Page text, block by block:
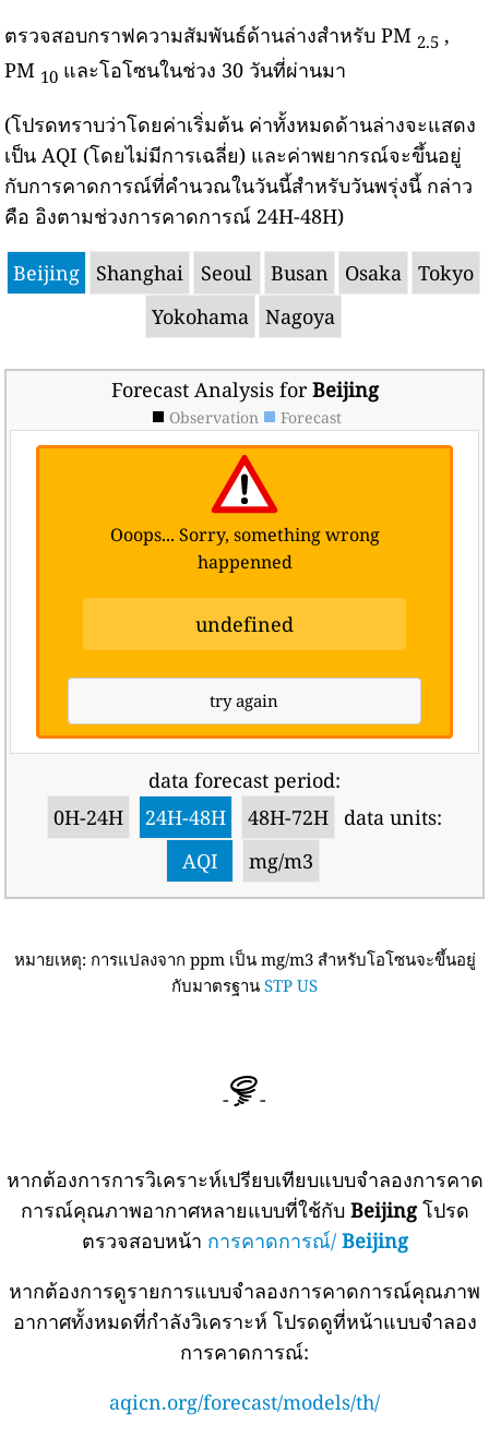
ตรวจสอบกราฟความสัมพันธ์ด้านล่างสำหรับ PM 2.5 ,
PM 10 และโอโซนในช่วง 30 วันที่ผ่านมา
(โปรดทราบว่าโดยค่าเริ่มต้น ค่าทั้งหมดด้านล่างจะแสดง
เป็น AQI (โดยไม่มีการเฉลี่ย) และค่าพยากรณ์จะขึ้นอยู่
กับการคาดการณ์ที่คำนวณในวันนี้สำหรับวันพรุ่งนี้ กล่าว
คือ อิงตามช่วงการคาดการณ์ 24H-48H)
Beijing Shanghai Seoul Busan Osaka
Tokyo
Yokohama
Nagoya
Forecast Analysis forBeijing
Observation Forecast
Ooops... Sorry, something wrong
happenned
undefined
try again
data forecast period:
0H-24H
24H-48H 48H-72H
data units:
AQI
mg/m3
หมายเหตุ: การแปลงจาก ppm เป็น mg/m3 สำหรับโอโซนจะขึ้นอยู่
กับมาตรฐาน STP US
- -
หากต้องการการวิเคราะห์เปรียบเทียบแบบจำลองการคาด
การณ์คุณภาพอากาศหลายแบบที่ใช้กับ Beijingโปรด
ตรวจสอบหน้า การคาดการณ์/ Beijing
หากต้องการดูรายการแบบจำลองการคาดการณ์คุณภาพ
อากาศทั้งหมดที่กำลังวิเคราะห์ โปรดดูที่หน้าแบบจำลอง
การคาดการณ์:
aqicn.org/forecast/models/th/